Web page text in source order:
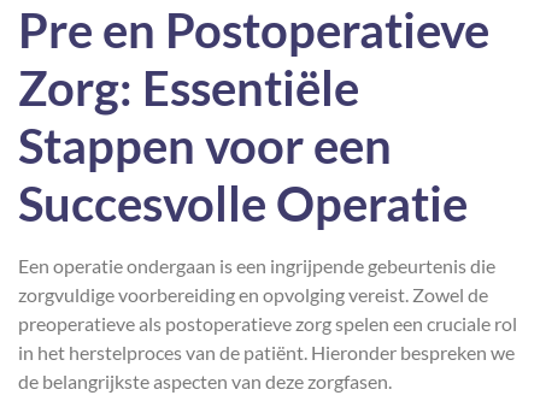
Pre en Postoperatieve
Zorg: Essentiële
Stappen voor een
Succesvolle Operatie
Een operatie ondergaan is een ingrijpende gebeurtenis die
zorgvuldige voorbereiding en opvolging vereist. Zowel de
preoperatieve als postoperatieve zorg spelen een cruciale rol
in het herstelproces van de patiënt. Hieronder bespreken we
de belangrijkste aspecten van deze zorgfasen.